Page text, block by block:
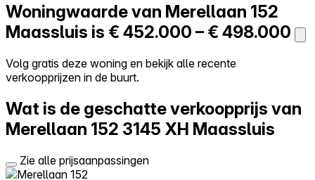
Zelf kopen
Alles-in-één
Reviews
Log in
Woningwaarde van Merellaan 152
Maassluis is € 452.000 – € 498.000
Volg gratis deze woning en bekijk alle recente
verkoopprijzen in de buurt.
Wat is de geschatte verkoopprijs van
Merellaan 152 3145 XH Maassluis
Zie alle prijsaanpassingen